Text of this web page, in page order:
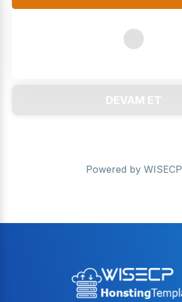
DEVAM ET
Powered by WISECP